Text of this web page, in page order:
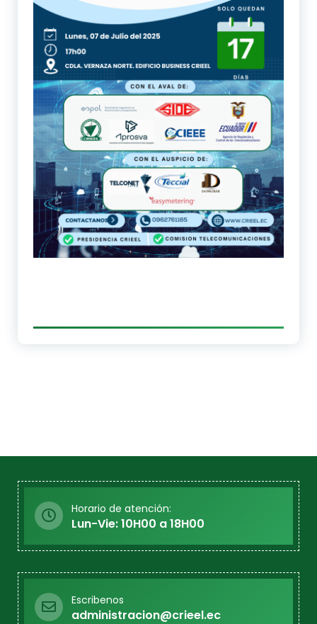
Horario de atención:
Lun-Vie: 10H00 a 18H00
Escribenos
administracion@crieel.ec